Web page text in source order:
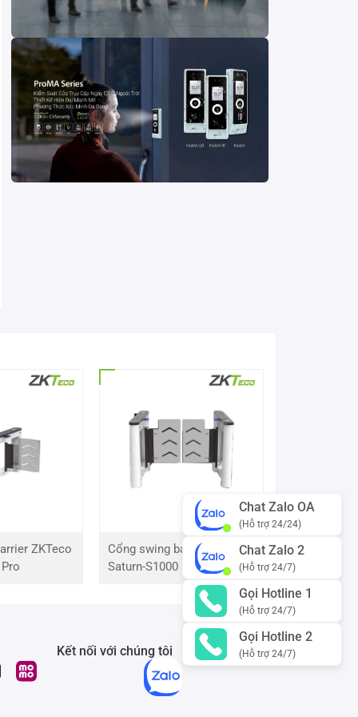
ZKTeco
Cổng swing barrier ZKTeco
Saturn-S1000 Pro
Kết nối với chúng tôi
Chat Zalo OA
(Hỗ trợ 24/24)
Chat Zalo 2
(Hỗ trợ 24/7)
Gọi Hotline 1
(Hỗ trợ 24/7)
Gọi Hotline 2
(Hỗ trợ 24/7)